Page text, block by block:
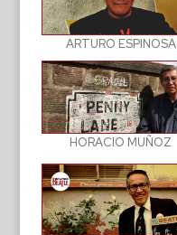
ARTURO ESPINOSA
HORACIO MUÑOZ